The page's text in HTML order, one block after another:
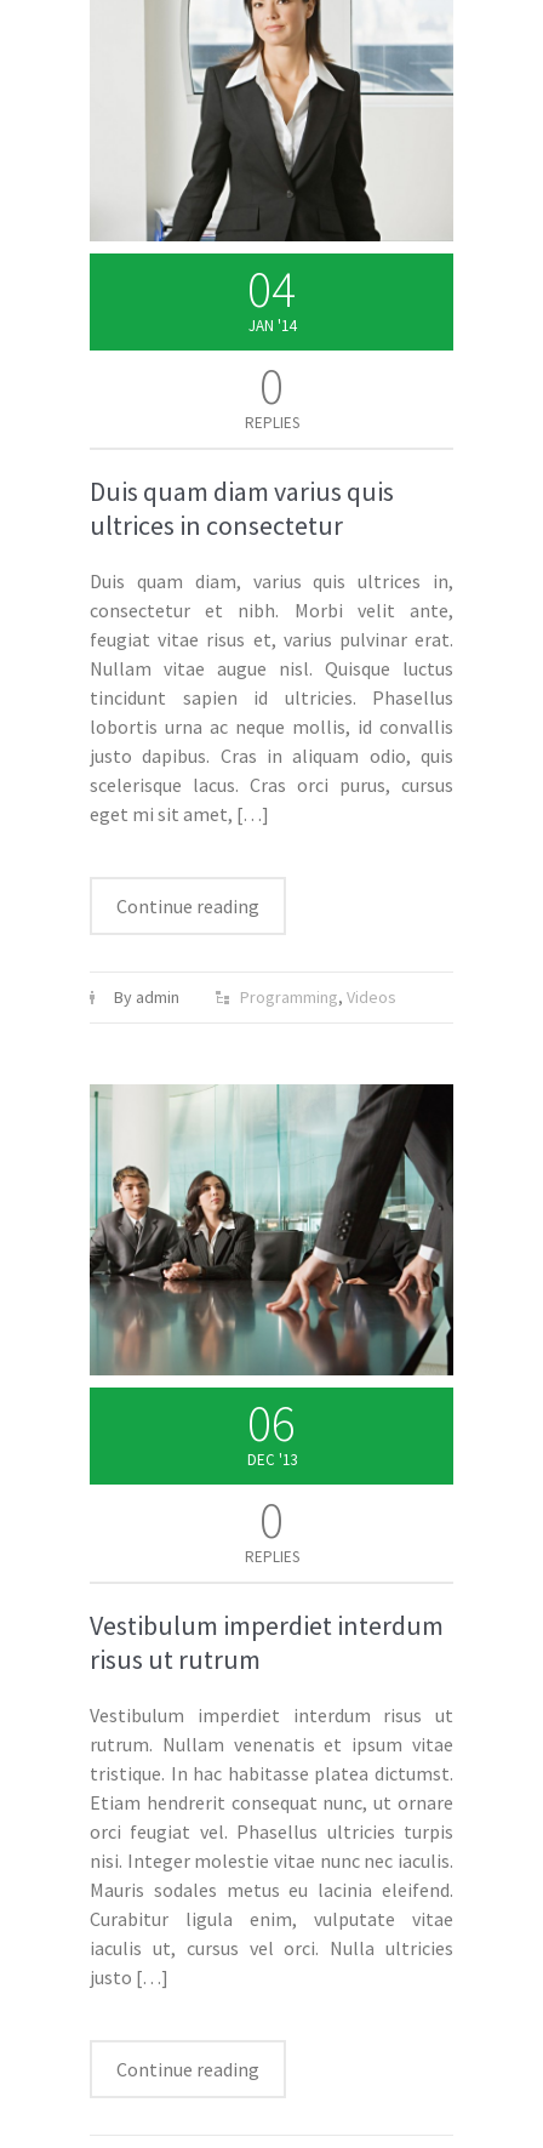
04
JAN '14
0
REPLIES
Duis quam diam varius quis
ultrices in consectetur
Duis quam diam, varius quis ultrices in,
consectetur et nibh. Morbi velit ante,
feugiat vitae risus et, varius pulvinar erat.
Nullam vitae augue nisl. Quisque luctus
tincidunt sapien id ultricies. Phasellus
lobortis urna ac neque mollis, id convallis
justo dapibus. Cras in aliquam odio, quis
scelerisque lacus. Cras orci purus, cursus
eget mi sit amet, […]
Continue reading
By admin Programming, Videos
06
DEC '13
0
REPLIES
Vestibulum imperdiet interdum
risus ut rutrum
Vestibulum imperdiet interdum risus ut
rutrum. Nullam venenatis et ipsum vitae
tristique. In hac habitasse platea dictumst.
Etiam hendrerit consequat nunc, ut ornare
orci feugiat vel. Phasellus ultricies turpis
nisi. Integer molestie vitae nunc nec iaculis.
Mauris sodales metus eu lacinia eleifend.
Curabitur ligula enim, vulputate vitae
iaculis ut, cursus vel orci. Nulla ultricies
justo […]
Continue reading